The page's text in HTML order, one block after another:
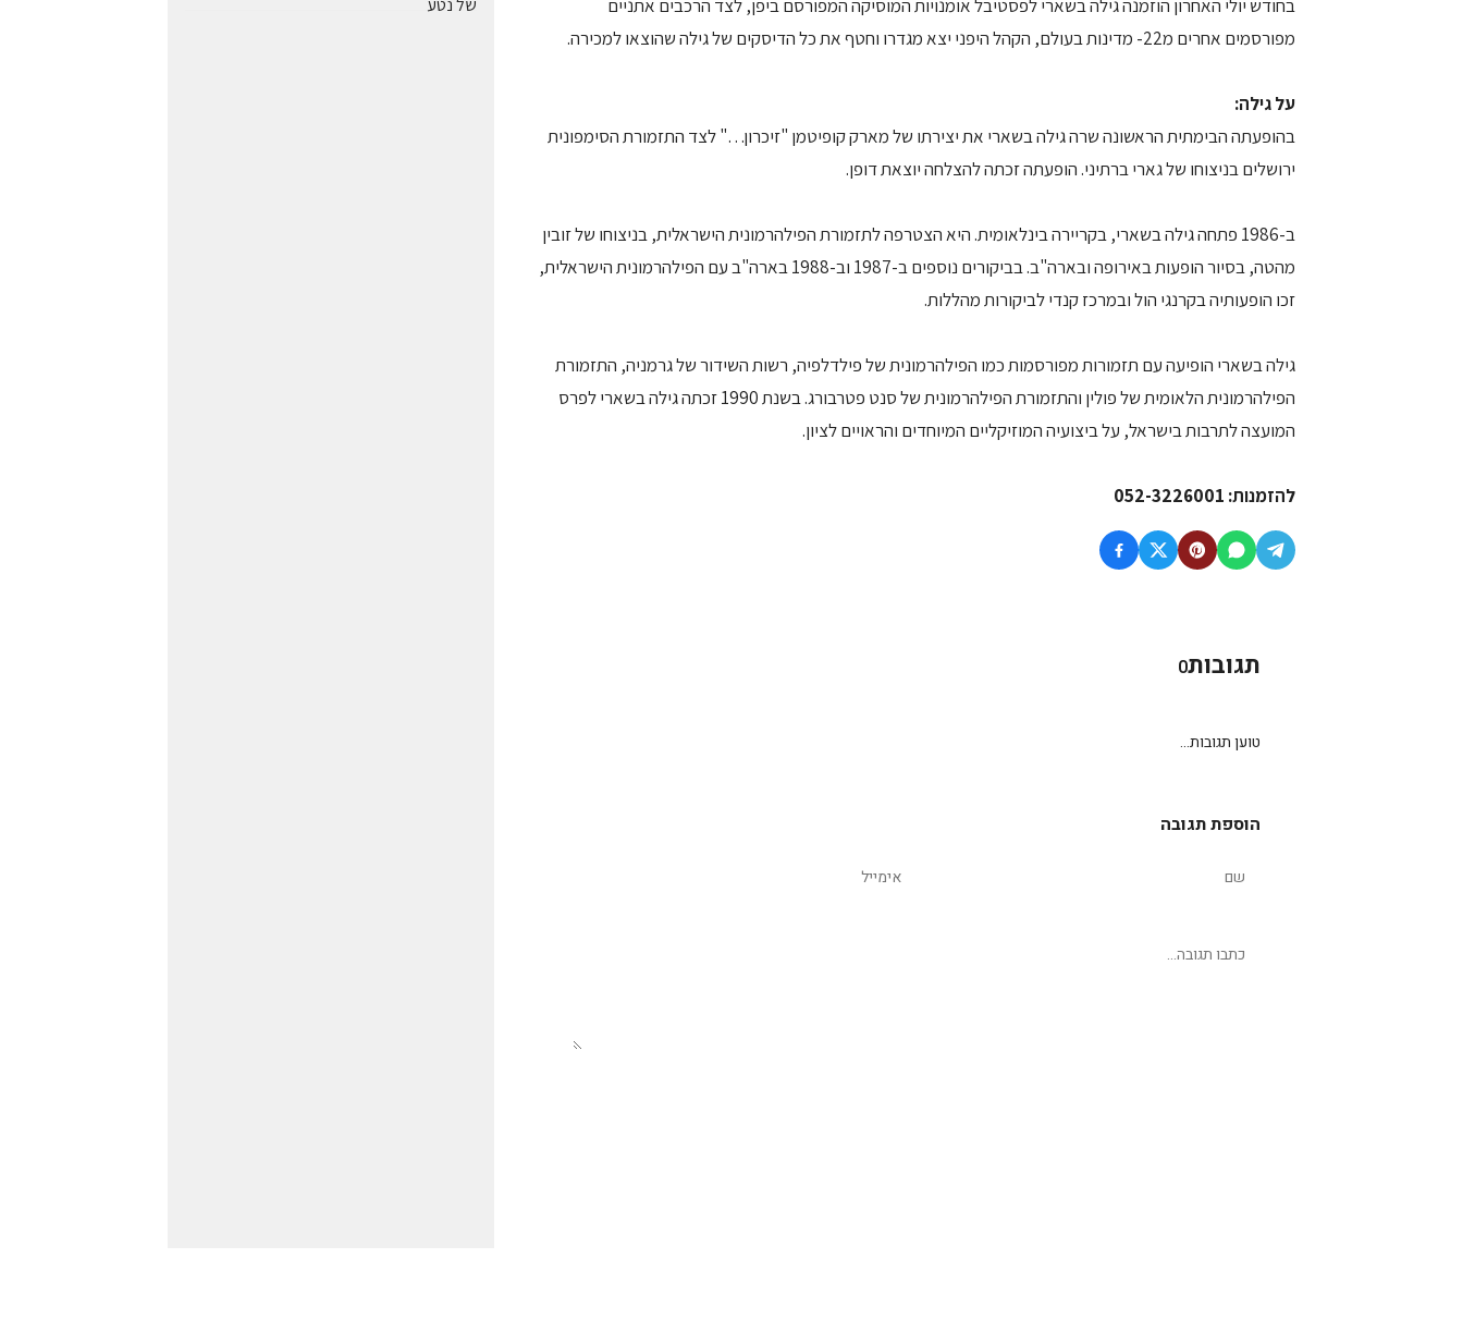
בחודש יולי האחרון הוזמנה גילה בשארי לפסטיבל אומנויות המוסיקה המפורסם ביפן, לצד הרכבים אתניים
מפורסמים אחרים מ22- מדינות בעולם, הקהל היפני יצא מגדרו וחטף את כל הדיסקים של גילה שהוצאו למכירה.
על גילה:
בהופעתה הבימתית הראשונה שרה גילה בשארי את יצירתו של מארק קופיטמן "זיכרון…" לצד התזמורת הסימפונית
ירושלים בניצוחו של גארי ברתיני. הופעתה זכתה להצלחה יוצאת דופן.
ב-1986 פתחה גילה בשארי, בקריירה בינלאומית. היא הצטרפה לתזמורת הפילהרמונית הישראלית, בניצוחו של זובין
מהטה, בסיור הופעות באירופה ובארה"ב. בביקורים נוספים ב-1987 וב-1988 בארה"ב עם הפילהרמונית הישראלית,
זכו הופעותיה בקרנגי הול ובמרכז קנדי לביקורות מהללות.
גילה בשארי הופיעה עם תזמורות מפורסמות כמו הפילהרמונית של פילדלפיה, רשות השידור של גרמניה, התזמורת
הפילהרמונית הלאומית של פולין והתזמורת הפילהרמונית של סנט פטרבורג. בשנת 1990 זכתה גילה בשארי לפרס
המועצה לתרבות בישראל, על ביצועיה המוזיקליים המיוחדים והראויים לציון.
להזמנות: 052-3226001
תגובות0
טוען תגובות...
הוספת תגובה